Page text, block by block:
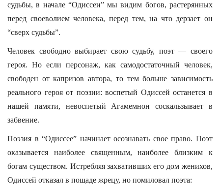
судьбы, в начале “Одиссеи” мы видим богов, растерянных
перед своеволием человека, перед тем, на что дерзает он
“сверх судьбы”.
Человек свободно выбирает свою судьбу, поэт — своего
героя. Но если персонаж, как самодостаточный человек,
свободен от капризов автора, то тем больше зависимость
реального героя от поэзии: воспетый Одиссей останется в
нашей памяти, невоспетый Агамемнон соскальзывает в
забвение.
Поэзия в “Одиссее” начинает осознавать свое право. Поэт
оказывается наиболее священным, наиболее близким к
богам существом. Истребляя захвативших его дом женихов,
Одиссей отказал в пощаде жрецу, но помиловал поэта: